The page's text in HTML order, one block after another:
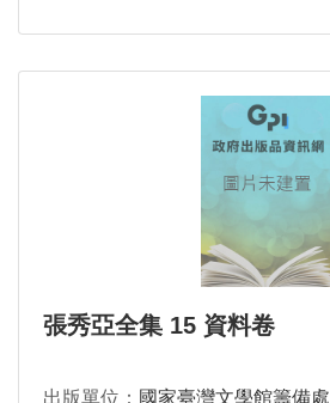
張秀亞全集 15 資料卷
出版單位： 國家臺灣文學館籌備處